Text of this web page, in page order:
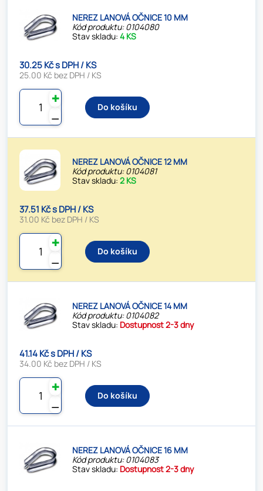
NEREZ LANOVÁ OČNICE 10 MM
Kód produktu: 0104080
Stav skladu:4 KS
30.25 Kč s DPH / KS
25.00 Kč bez DPH / KS
⚊
✚
Do košíku
NEREZ LANOVÁ OČNICE 12 MM
Kód produktu: 0104081
Stav skladu:2 KS
37.51 Kč s DPH / KS
31.00 Kč bez DPH / KS
⚊
✚
Do košíku
NEREZ LANOVÁ OČNICE 14 MM
Kód produktu: 0104082
Stav skladu: Dostupnost 2-3 dny
41.14 Kč s DPH / KS
34.00 Kč bez DPH / KS
⚊
✚
Do košíku
NEREZ LANOVÁ OČNICE 16 MM
Kód produktu: 0104083
Stav skladu: Dostupnost 2-3 dny